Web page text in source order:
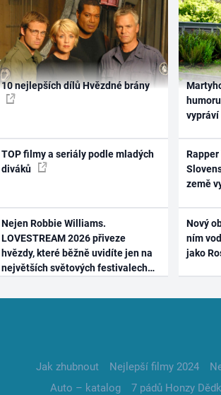
10 nejlepších dílů Hvězdné brány
TOP filmy a seriály podle mladých
diváků
Nejen Robbie Williams.
LOVESTREAM 2026 přiveze
hvězdy, které běžně uvidíte jen na
největších světových festivalech
vypráví
země
Nový
ním
jako
Jak zhubnout Nejlepší filmy 2024
Auto – katalog
7 pádů Honzy